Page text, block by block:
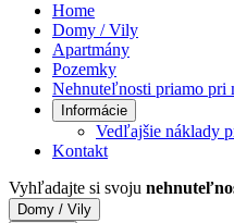
Home
Domy / Vily
Apartmány
Pozemky
Nehnuteľnosti priamo pri
Informácie
Vedľajšie náklady
Kontakt
Vyhľadajte si svoju
Domy / Vily